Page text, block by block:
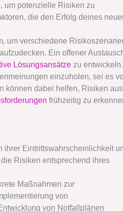
um potenzielle Risiken zu
die den Erfolg deines
um verschiedene
Ein offener
Lösungsansätze zu entwickeln.
einzuholen, sei es
können dabei helfen, Risiken aus
frühzeitig zu
ihrer Eintrittswahrscheinlichkeit
Risiken entsprechend ihres
Maßnahmen zur
von
von Notfallplänen